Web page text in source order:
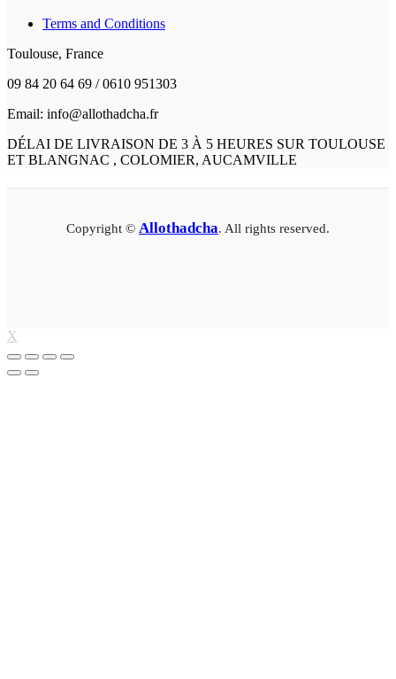
Terms and Conditions
Toulouse, France
09 84 20 64 69 / 0610 951303
Email: info@allothadcha.fr
DÉLAI DE LIVRAISON DE 3 À 5 HEURES SUR TOULOUSE
ET BLANGNAC , COLOMIER, AUCAMVILLE
Copyright © Allothadcha. All rights reserved.
X